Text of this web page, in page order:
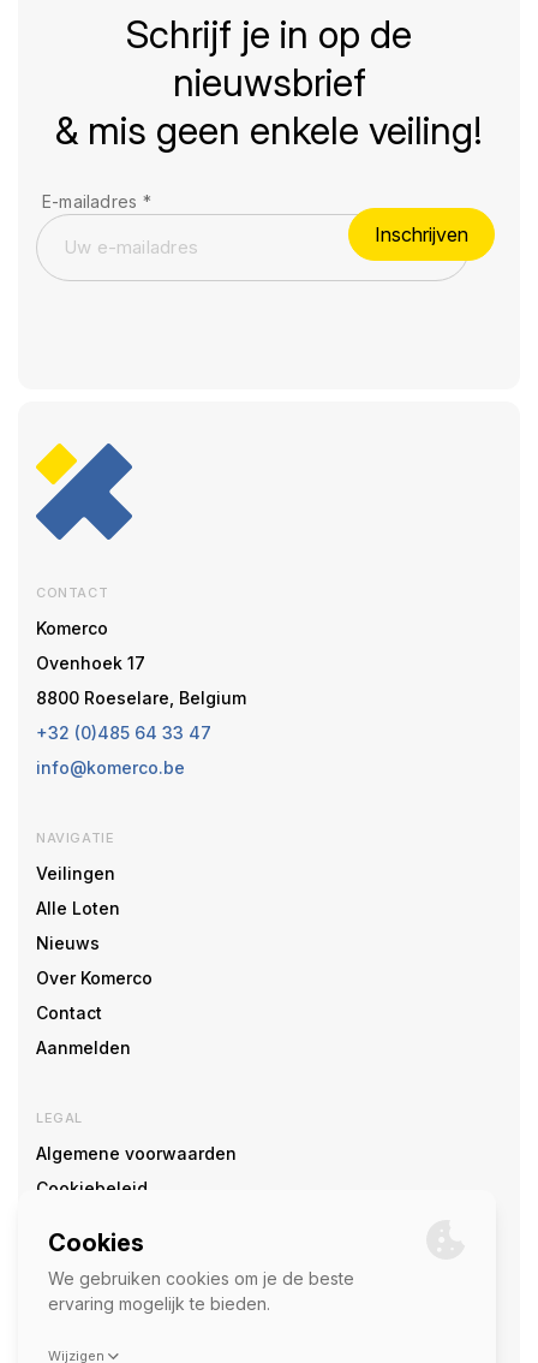
Schrijf je in op de
nieuwsbrief
& mis geen enkele veiling!
E-mailadres *
Inschrijven
CONTACT
Komerco
Ovenhoek 17
8800 Roeselare, Belgium
+32 (0)485 64 33 47
info@komerco.be
NAVIGATIE
Veilingen
Alle Loten
Nieuws
Over Komerco
Contact
Aanmelden
LEGAL
Algemene voorwaarden
Cookiebeleid
SOCIAL